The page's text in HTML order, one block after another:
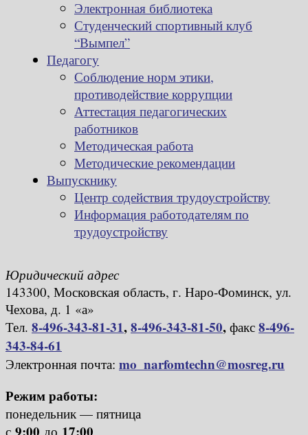
Электронная библиотека
Студенческий спортивный клуб
“Вымпел”
Педагогу
Соблюдение норм этики,
противодействие коррупции
Аттестация педагогических
работников
Методическая работа
Методические рекомендации
Выпускнику
Центр содействия трудоустройству
Информация работодателям по
трудоустройству
Юридический адрес
143300, Московская область, г. Наро-Фоминск, ул.
Чехова, д. 1 «а»
Тел. 8-496-343-81-31,8-496-343-81-50, факс 8-496-
343-84-61
Электронная почта: mo_narfomtechn@mosreg.ru
Режим работы:
понедельник — пятница
с 9:00 до 17:00